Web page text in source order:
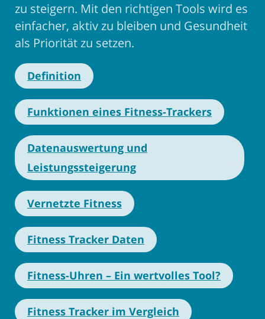
zu steigern. Mit den richtigen Tools wird es
einfacher, aktiv zu bleiben und Gesundheit
als Priorität zu setzen.
Definition
Funktionen eines Fitness-Trackers
Datenauswertung und
Leistungssteigerung
Vernetzte Fitness
Fitness Tracker Daten
Fitness-Uhren – Ein wertvolles Tool?
Fitness Tracker im Vergleich